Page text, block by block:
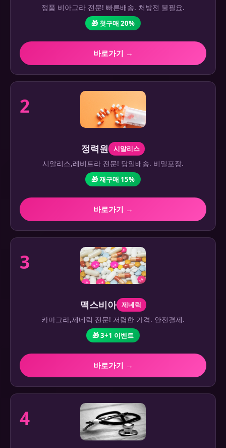
정품 비아그라 전문! 빠른배송. 처방전 불필요.
🎁 첫구매 20%
바로가기 →
2
정력원 시알리스
시알리스,레비트라 전문! 당일배송. 비밀포장.
🎁 재구매 15%
바로가기 →
3
맥스비아 제네릭
카마그라,제네릭 전문! 저렴한 가격. 안전결제.
🎁 3+1 이벤트
바로가기 →
4